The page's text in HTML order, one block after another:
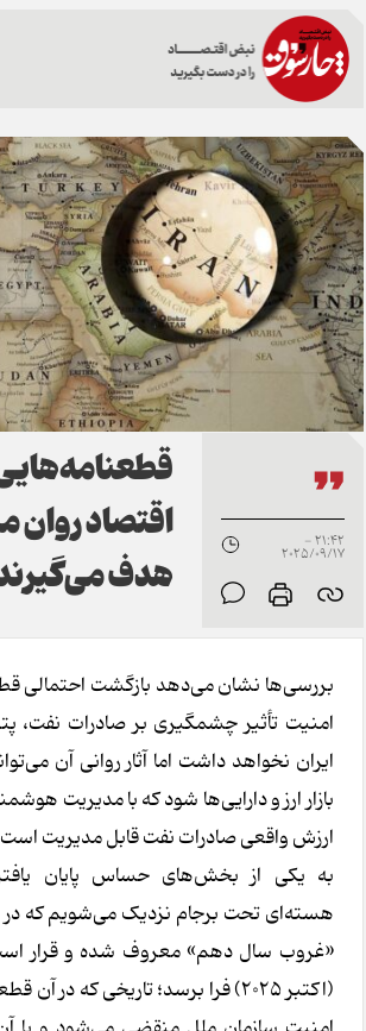
21:42 -
2025/09/17
اقتصاد روان
هدف
بررسی‌ها نشان می‌دهد بازگشت احتمالی
امنیت تأثیر چشمگیری بر صادرات نفت،
ایران نخواهد داشت اما آثار روانی آن
بازار ارز و دارایی‌ها شود که با مدیریت
ارزش واقعی صادرات نفت قابل مدیریت
به یکی از بخش‌های حساس پایان
هسته‌ای تحت برجام نزدیک می‌شویم که در